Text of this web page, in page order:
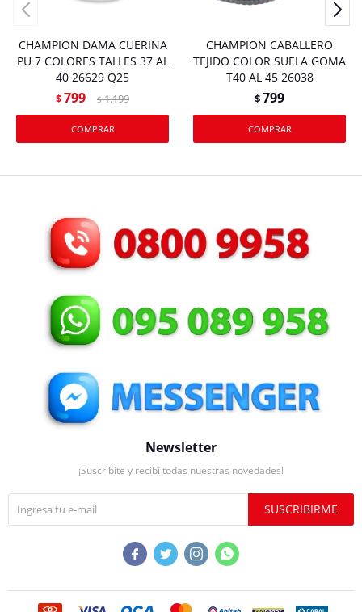
CHAMPION DAMA CUERINA
PU 7 COLORES TALLES 37 AL
40 26629 Q25
$799 $ 1.199
CHAMPION CABALLERO
TEJIDO COLOR SUELA GOMA
T40 AL 45 26038
$799
Newsletter
¡Suscribite y recibí todas nuestras novedades!
SUSCRIBIRME
   